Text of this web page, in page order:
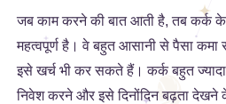
जब काम करने की बात आती है, तब कर्क के
महत्वपूर्ण है। वे बहुत आसानी से पैसा
इसे खर्च भी कर सकते हैं। कर्क बहुत ज्यादा
निवेश करने और इसे दिनोंदिन बढ़ता